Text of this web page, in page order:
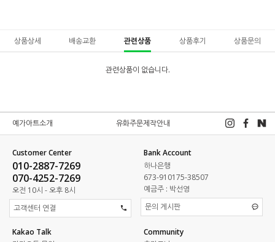
상품상세 배송교환 관련상품 상품후기 상품문의
관련상품이 없습니다.
예가아트소개 유화주문제작안내
Customer Center
010-2887-7269
070-4252-7269
오전 10시 - 오후 8시
고객센터 연결
Bank Account
하나은행
673-910175-38507
예금주 : 박선영
문의 게시판
Kakao Talk
Community